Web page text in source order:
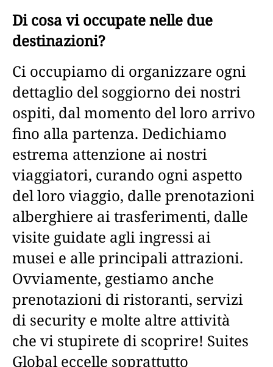
Di cosa vi occupate nelle due
destinazioni?
Ci occupiamo di organizzare ogni
dettaglio del soggiorno dei nostri
ospiti, dal momento del loro arrivo
fino alla partenza. Dedichiamo
estrema attenzione ai nostri
viaggiatori, curando ogni aspetto
del loro viaggio, dalle prenotazioni
alberghiere ai trasferimenti, dalle
visite guidate agli ingressi ai
musei e alle principali attrazioni.
Ovviamente, gestiamo anche
prenotazioni di ristoranti, servizi
di security e molte altre attività
che vi stupirete di scoprire! Suites
Global eccelle soprattutto